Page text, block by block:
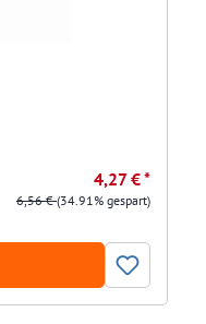
4,27 € *
6,56 €(34.91% gespart)